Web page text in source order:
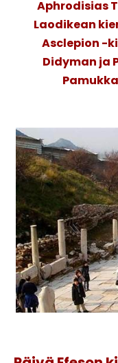
Aphrodisias
Laodikean
Asclepion -
Didyman ja